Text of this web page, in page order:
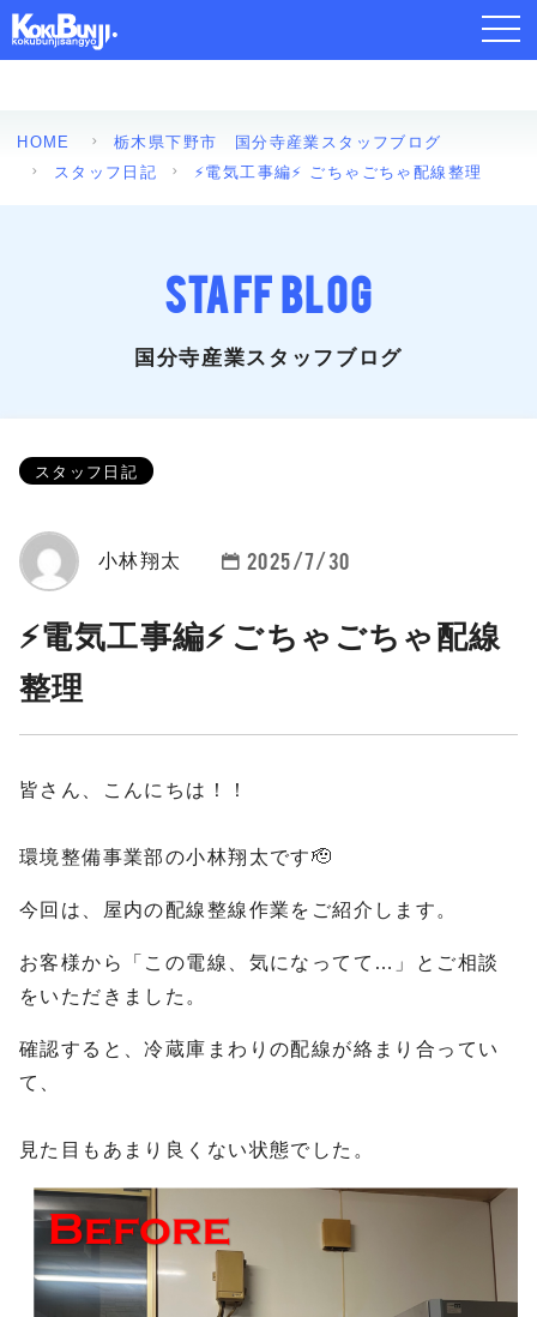
HOME
栃木県下野市 国分寺産業スタッフブログ
スタッフ日記
⚡電気工事編⚡ ごちゃごちゃ配線整理
STAFF BLOG
国分寺産業スタッフブログ
スタッフ日記
小林翔太 2025/7/30
⚡電気工事編⚡ ごちゃごちゃ配線
整理
皆さん、こんにちは！！
環境整備事業部の小林翔太です🫡
今回は、屋内の配線整線作業をご紹介します。
お客様から「この電線、気になってて…」とご相談
をいただきました。
確認すると、冷蔵庫まわりの配線が絡まり合ってい
て、
見た目もあまり良くない状態でした。